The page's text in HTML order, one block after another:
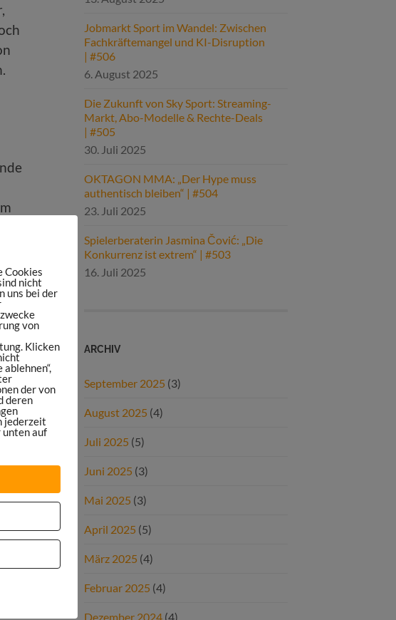
all
Jobmarkt Sport im Wandel: Zwischen
Fachkräftemangel und KI-Disruption
| #506
6. August 2025
Die Zukunft von Sky Sport: Streaming-
Markt, Abo-Modelle & Rechte-Deals
| #505
30. Juli 2025
OKTAGON MMA: „Der Hype muss
authentisch bleiben“ | #504
23. Juli 2025
Spielerberaterin Jasmina Čović: „Die
Konkurrenz ist extrem“ | #503
16. Juli 2025
ARCHIV
September 2025 (3)
August 2025 (4)
Juli 2025 (5)
Juni 2025 (3)
Mai 2025 (3)
April 2025 (5)
März 2025 (4)
Februar 2025 (4)
Dezember 2024 (4)
Cookies
nicht
uns bei der
von
Klicken
der von
deren
jederzeit
unten auf